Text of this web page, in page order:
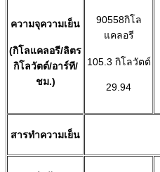
ความจุความเย็น
(กิโลแคลอรี/ลิตร
กิโลวัตต์/อาร์ที/
ชม.)
90558กิโล
แคลอรี
105.3 กิโลวัตต์
29.94
สารทำความเย็น